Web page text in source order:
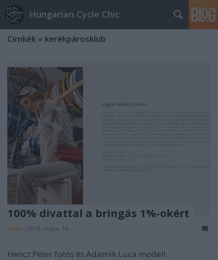
Hungarian Cycle Chic
Címkék » kerékpárosklub
100% divattal a bringás 1%-okért
halar • 2018. május 14.
Hencz Péter fotós és Adamik Luca modell